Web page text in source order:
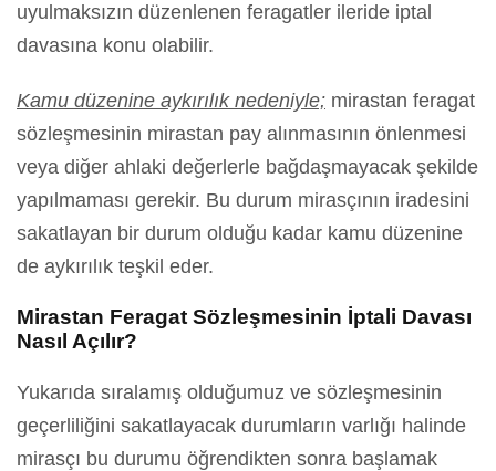
uyulmaksızın düzenlenen feragatler ileride iptal
davasına konu olabilir.
Kamu düzenine aykırılık nedeniyle; mirastan feragat
sözleşmesinin mirastan pay alınmasının önlenmesi
veya diğer ahlaki değerlerle bağdaşmayacak şekilde
yapılmaması gerekir. Bu durum mirasçının iradesini
sakatlayan bir durum olduğu kadar kamu düzenine
de aykırılık teşkil eder.
Mirastan Feragat Sözleşmesinin İptali Davası
Nasıl Açılır?
Yukarıda sıralamış olduğumuz ve sözleşmesinin
geçerliliğini sakatlayacak durumların varlığı halinde
mirasçı bu durumu öğrendikten sonra başlamak